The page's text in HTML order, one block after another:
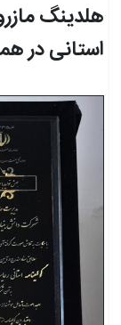
هلدینگ
استانی در